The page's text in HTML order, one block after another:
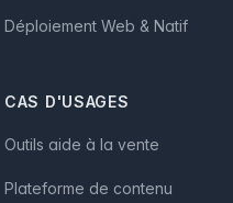
Déploiement Web & Natif
CAS D'USAGES
Outils aide à la vente
Plateforme de contenu